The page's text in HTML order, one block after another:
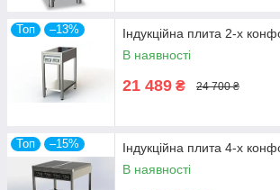
Топ –13%
Індукційна плита 2-х
В наявності
21 489 ₴ 24 700 ₴
Топ –15%
Індукційна плита 4-х
В наявності